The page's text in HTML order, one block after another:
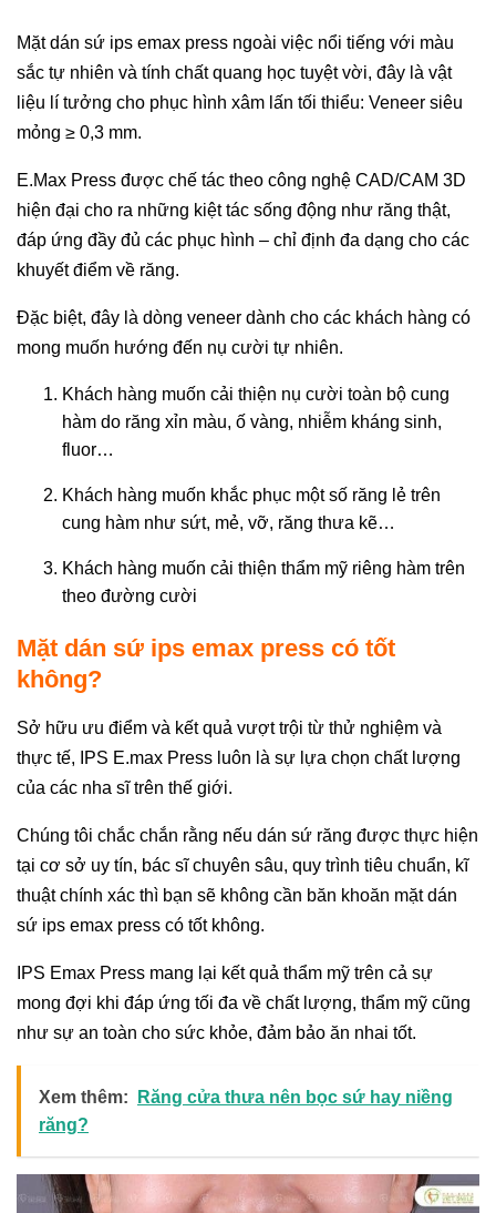
Mặt dán sứ ips emax press ngoài việc nổi tiếng với màu
sắc tự nhiên và tính chất quang học tuyệt vời, đây là vật
liệu lí tưởng cho phục hình xâm lấn tối thiểu: Veneer siêu
mỏng ≥ 0,3 mm.
E.Max Press được chế tác theo công nghệ CAD/CAM 3D
hiện đại cho ra những kiệt tác sống động như răng thật,
đáp ứng đầy đủ các phục hình – chỉ định đa dạng cho các
khuyết điểm về răng.
Đặc biệt, đây là dòng veneer dành cho các khách hàng có
mong muốn hướng đến nụ cười tự nhiên.
Khách hàng muốn cải thiện nụ cười toàn bộ cung
hàm do răng xỉn màu, ố vàng, nhiễm kháng sinh,
fluor…
Khách hàng muốn khắc phục một số răng lẻ trên
cung hàm như sứt, mẻ, vỡ, răng thưa kẽ…
Khách hàng muốn cải thiện thẩm mỹ riêng hàm trên
theo đường cười
Mặt dán sứ ips emax press có tốt
không?
Sở hữu ưu điểm và kết quả vượt trội từ thử nghiệm và
thực tế, IPS E.max Press luôn là sự lựa chọn chất lượng
của các nha sĩ trên thế giới.
Chúng tôi chắc chắn rằng nếu dán sứ răng được thực hiện
tại cơ sở uy tín, bác sĩ chuyên sâu, quy trình tiêu chuẩn, kĩ
thuật chính xác thì bạn sẽ không cần băn khoăn mặt dán
sứ ips emax press có tốt không.
IPS Emax Press mang lại kết quả thẩm mỹ trên cả sự
mong đợi khi đáp ứng tối đa về chất lượng, thẩm mỹ cũng
như sự an toàn cho sức khỏe, đảm bảo ăn nhai tốt.
Xem thêm:
Răng cửa thưa nên bọc sứ hay niềng
răng?